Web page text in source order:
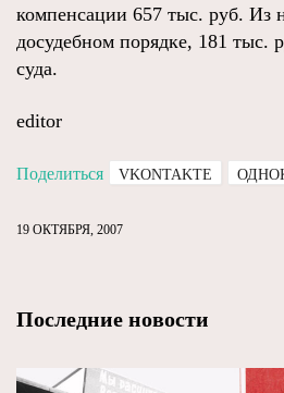
компенсации 657 тыс. руб. Из
досудебном порядке, 181 тыс.
суда.
editor
Поделиться VKONTAKTE
19 ОКТЯБРЯ, 2007
Последние новости